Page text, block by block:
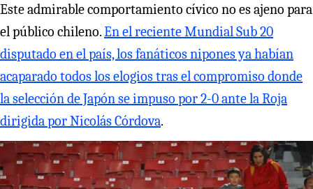
Este admirable comportamiento cívico no es ajeno para
el público chileno.En el reciente Mundial Sub 20
disputado en el país, los fanáticos nipones ya habían
acaparado todos los elogios tras el compromiso donde
la selección de Japón se impuso por 2-0 ante la Roja
dirigida por Nicolás Córdova.